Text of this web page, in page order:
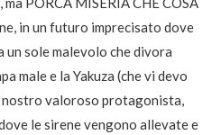
in un futuro imprecisato dove
un sole malevolo che divora
male e la Yakuza (che vi devo
nostro valoroso protagonista,
le sirene vengono allevate e